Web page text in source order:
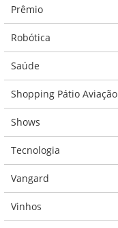
Prêmio
Robótica
Saúde
Shopping Pátio Aviação
Shows
Tecnologia
Vangard
Vinhos